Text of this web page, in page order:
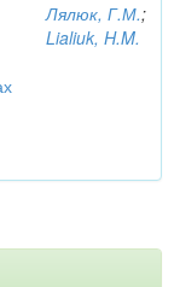
Лялюк, Г.М.;
Lialiuk, H.M.